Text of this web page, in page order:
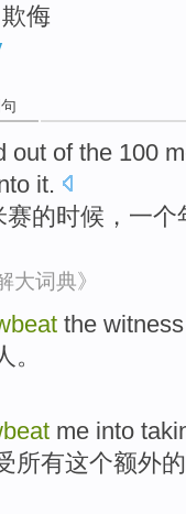
侮
out of the 100
it.
赛的时候， 一个
大词典》
the witness
。
me into
所有这个额外的